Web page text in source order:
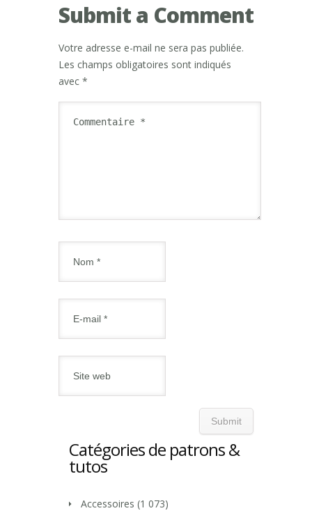
Submit a Comment
Votre adresse e-mail ne sera pas publiée.
Les champs obligatoires sont indiqués
avec *
Catégories de patrons &
tutos
Accessoires (1 073)